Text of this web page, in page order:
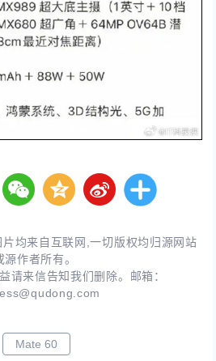
均来自互联网,一切版权均归源网站
源作者所有。
请来信告知我们删除。邮箱：
Mate 60